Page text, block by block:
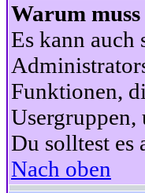
Warum
Es kann auch
Funktionen,
Usergruppen,
Du solltest es
Nach oben